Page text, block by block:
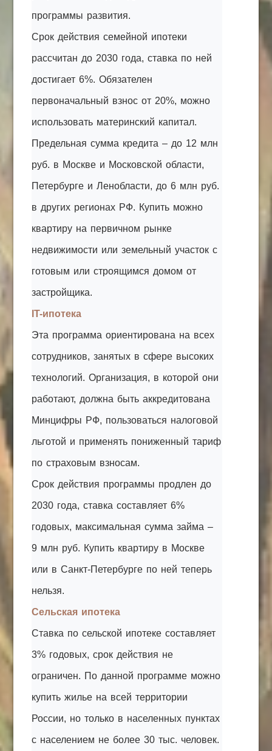
программы развития.
Срок действия семейной ипотеки
рассчитан до 2030 года, ставка по ней
достигает 6%. Обязателен
первоначальный взнос от 20%, можно
использовать материнский капитал.
Предельная сумма кредита – до 12 млн
руб. в Москве и Московской области,
Петербурге и Ленобласти, до 6 млн руб.
в других регионах РФ. Купить можно
квартиру на первичном рынке
недвижимости или земельный участок с
готовым или строящимся домом от
застройщика.
IT-ипотека
Эта программа ориентирована на всех
сотрудников, занятых в сфере высоких
технологий. Организация, в которой они
работают, должна быть аккредитована
Минцифры РФ, пользоваться налоговой
льготой и применять пониженный тариф
по страховым взносам.
Срок действия программы продлен до
2030 года, ставка составляет 6%
годовых, максимальная сумма займа –
9 млн руб. Купить квартиру в Москве
или в Санкт-Петербурге по ней теперь
нельзя.
Сельская ипотека
Ставка по сельской ипотеке составляет
3% годовых, срок действия не
ограничен. По данной программе можно
купить жилье на всей территории
России, но только в населенных пунктах
с населением не более 30 тыс. человек.